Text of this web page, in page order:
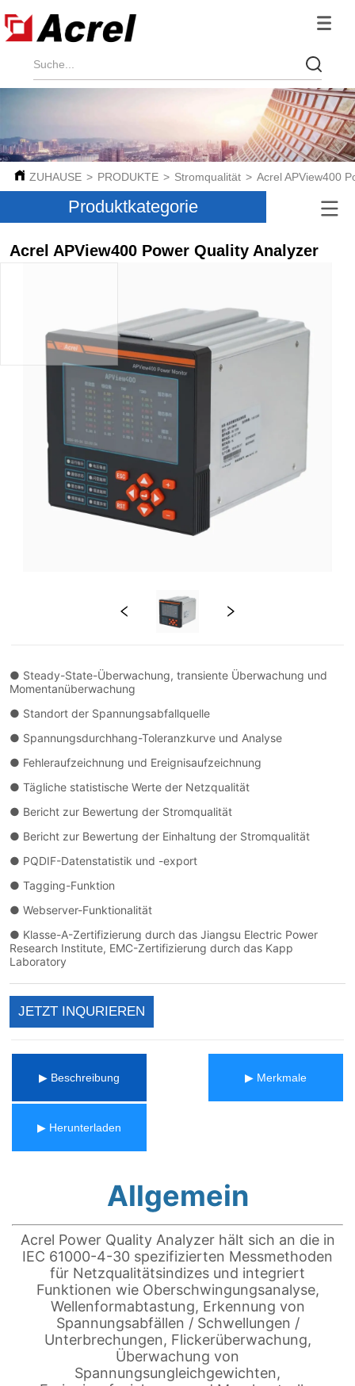
ZUHAUSE > PRODUKTE > Stromqualität > Acrel APView400
Produktkategorie
Acrel APView400 Power Quality Analyzer
JETZT INQURIEREN
▶ Beschreibung ▶ Merkmale
▶ Herunterladen